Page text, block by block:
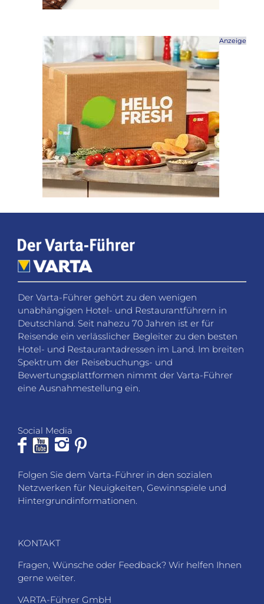
Anzeige
Der Varta-Führer gehört zu den wenigen
unabhängigen Hotel- und Restaurantführern in
Deutschland. Seit nahezu 70 Jahren ist er für
Reisende ein verlässlicher Begleiter zu den besten
Hotel- und Restaurantadressen im Land. Im breiten
Spektrum der Reisebuchungs- und
Bewertungsplattformen nimmt der Varta-Führer
eine Ausnahmestellung ein.
Social Media
Folgen Sie dem Varta-Führer in den sozialen
Netzwerken für Neuigkeiten, Gewinnspiele und
Hintergrundinformationen.
KONTAKT
Fragen, Wünsche oder Feedback? Wir helfen Ihnen
gerne weiter.
VARTA-Führer GmbH